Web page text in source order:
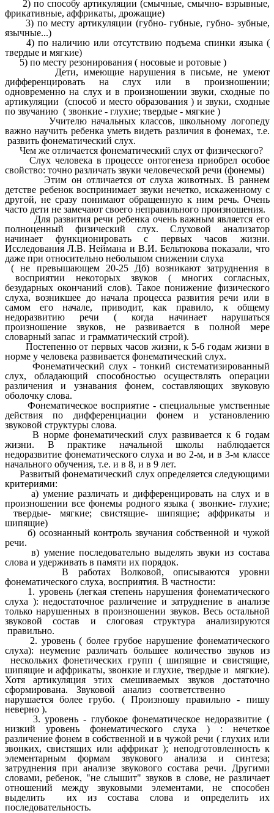
2) по способу артикуляции (смычные, смычно- взрывные,
фрикативные, аффрикаты, дрожащие)
3) по месту артикуляции (губно- губные, губно- зубные,
язычные...)
4) по наличию или отсутствию подъема спинки языка (
твердые и мягкие)
5) по месту резонирования ( носовые и ротовые )
Дети, имеющие нарушения в письме, не умеют
дифференцировать на слух или в произношении;
одновременно на слух и в произношении звуки, сходные по
артикуляции (способ и место образования ) и звуки, сходные
по звучанию ( звонкие - глухие; твердые - мягкие )
Учителю начальных классов, школьному логопеду
важно научить ребенка уметь видеть различия в фонемах, т.е.
развить фонематический слух.
Чем же отличается фонематический слух от физического?
Слух человека в процессе онтогенеза приобрел особое
свойство: точно различать звуки человеческой речи (фонемы)
Этим он отличается от слуха животных. В раннем
детстве ребенок воспринимает звуки нечетко, искаженному с
другой, не сразу понимают обращенную к ним речь. Очень
часто дети не замечают своего неправильного произношения.
Для развития речи ребенка очень важным является его
полноценный физический слух. Слуховой анализатор
начинает функционировать с первых часов жизни.
Исследования Л.В. Неймана и В.И. Бельтюкова показали, что
даже при относительно небольшом снижении слуха
( не превышающем 20-25 Дб) возникают затруднения в
восприятии некоторых звуков ( многих согласных,
безударных окончаний слов). Такое понижение физического
слуха, возникшее до начала процесса развития речи или в
самом его начале, приводит, как правило, к общему
недоразвитию речи ( когда начинает нарушаться
произношение звуков, не развивается в полной мере
словарный запас и грамматический строй).
Постепенно от первых часов жизни, к 5-6 годам жизни в
норме у человека развивается фонематический слух.
Фонематический слух - тонкий систематизированный
слух, обладающий способностью осуществлять операции
различения и узнавания фонем, составляющих звуковую
оболочку слова.
Фонематическое восприятие - специальные умственные
действия по дифференциации фонем и установлению
звуковой структуры слова.
В норме фонематический слух развивается к 6 годам
жизни. В практике начальной школы наблюдается
недоразвитие фонематического слуха и во 2-м, и в 3-м классе
начального обучения, т.е. и в 8, и в 9 лет.
Развитый фонематический слух определяется следующими
критериями:
а) умение различать и дифференцировать на слух и в
произношении все фонемы родного языка ( звонкие- глухие;
твердые- мягкие; свистящие- шипящие; аффрикаты и
шипящие)
б) осознанный контроль звучания собственной и чужой
речи.
в) умение последовательно выделять звуки из состава
слова и удерживать в памяти их порядок.
В работах Волковой, описываются уровни
фонематического слуха, восприятия. В частности:
1. уровень (легкая степень нарушения фонематического
слуха ): недостаточное различение и затруднение в анализе
только нарушенных в произношении звуков. Весь остальной
звуковой состав и слоговая структура анализируются
правильно.
2. уровень ( более грубое нарушение фонематического
слуха): неумение различать большее количество звуков из
нескольких фонетических групп ( шипящие и свистящие,
шипящие и аффрикаты, звонкие и глухие, твердые и мягкие).
Хотя артикуляция этих смешиваемых звуков достаточно
сформирована. Звуковой анализ соответственно
нарушается более грубо. ( Произношу правильно - пишу
неверно ).
3. уровень - глубокое фонематическое недоразвитие (
низкий уровень фонематического слуха ) : нечеткое
различение фонем в собственной и в чужой речи ( глухих или
звонких, свистящих или аффрикат ); неподготовленность к
элементарным формам звукового анализа и синтеза;
затруднения при анализе звукового состава речи. Другими
словами, ребенок, "не слышит" звуков в слове, не различает
отношений между звуковыми элементами, не способен
выделить их из состава слова и определить их
последовательность.